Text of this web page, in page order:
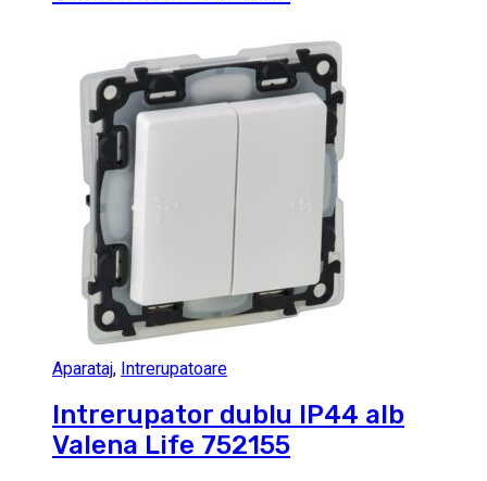
Aparataj, Intrerupatoare
Intrerupator dublu IP44 alb
Valena Life 752155